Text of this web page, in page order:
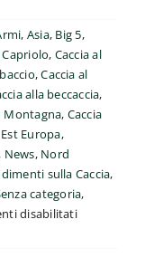
, Asia, Big 5,
Capriolo, Caccia al
,Caccia al
alla beccaccia,
Montagna, Caccia
Est Europa,
News, Nord
sulla Caccia,
categoria,
disabilitatisu
Tur.